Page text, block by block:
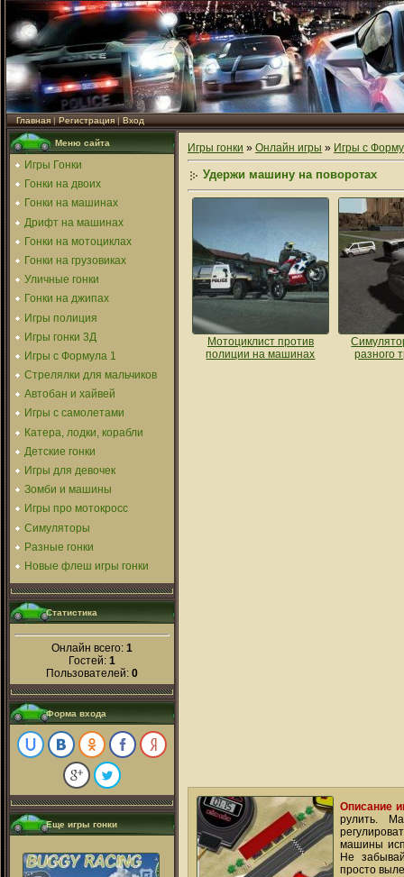
Главная | Регистрация | Вход
Меню сайта
Игры Гонки
Гонки на двоих
Гонки на машинах
Дрифт на машинах
Гонки на мотоциклах
Гонки на грузовиках
Уличные гонки
Гонки на джипах
Игры полиция
Игры гонки 3Д
Игры с Формула 1
Стрелялки для мальчиков
Автобан и хайвей
Игры с самолетами
Катера, лодки, корабли
Детские гонки
Игры для девочек
Зомби и машины
Игры про мотокросс
Симуляторы
Разные гонки
Новые флеш игры гонки
Статистика
Онлайн всего: 1
Гостей: 1
Пользователей: 0
Форма входа
Еще игры гонки
Игры гонки » Онлайн игры » Игры с
Удержи машину на поворотах
Мотоциклист против
полиции на машинах
разного
Описание
рулить.
машины
Не
просто